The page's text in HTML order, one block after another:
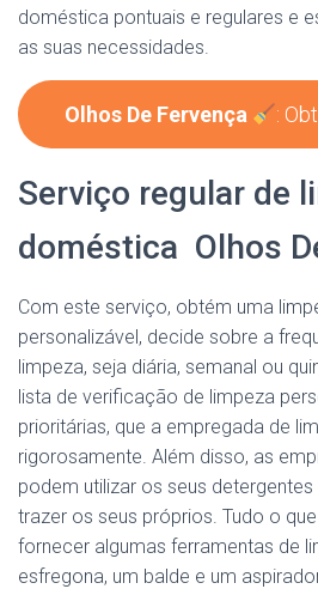
doméstica pontuais e regulares e
as suas necessidades.
Olhos De Fervença :
Serviço regular de
doméstica Olhos
Com este serviço, obtém uma
personalizável, decide sobre a
limpeza, seja diária, semanal ou
lista de verificação de limpeza
prioritárias, que a empregada de
rigorosamente. Além disso, as
podem utilizar os seus
trazer os seus próprios. Tudo o
fornecer algumas ferramentas de
esfregona, um balde e um